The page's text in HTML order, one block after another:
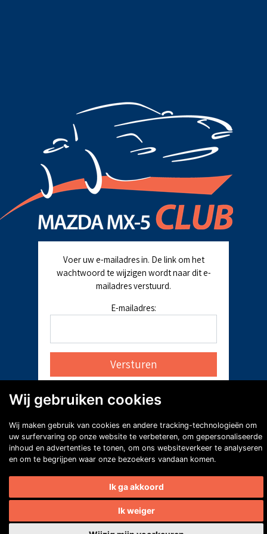
Voer uw e-mailadres in. De link om het
wachtwoord te wijzigen wordt naar dit e-
mailadres verstuurd.
E-mailadres:
Wij gebruiken cookies
Wij maken gebruik van cookies en andere tracking-technologieën om
uw surfervaring op onze website te verbeteren, om gepersonaliseerde
inhoud en advertenties te tonen, om ons websiteverkeer te analyseren
en om te begrijpen waar onze bezoekers vandaan komen.
Ik ga akkoord
Ik weiger